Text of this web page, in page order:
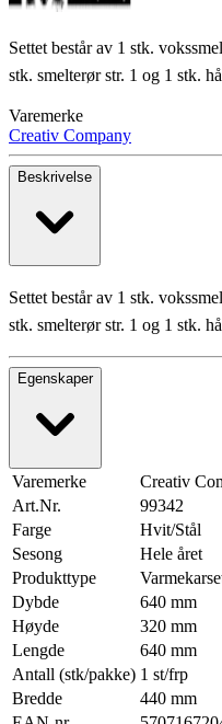
Settet består av 1 stk.
stk. smelterør str. 1 og 1 stk.
Varemerke
Creativ Company
Beskrivelse
Settet består av 1 stk.
stk. smelterør str. 1 og 1 stk.
Egenskaper
Varemerke
Creativ
Art.Nr.
99342
Farge
Hvit/Stål
Sesong
Hele året
Produkttype
Dybde
640 mm
Høyde
320 mm
Lengde
640 mm
Antall (stk/pakke) 1 st/frp
Bredde
440 mm